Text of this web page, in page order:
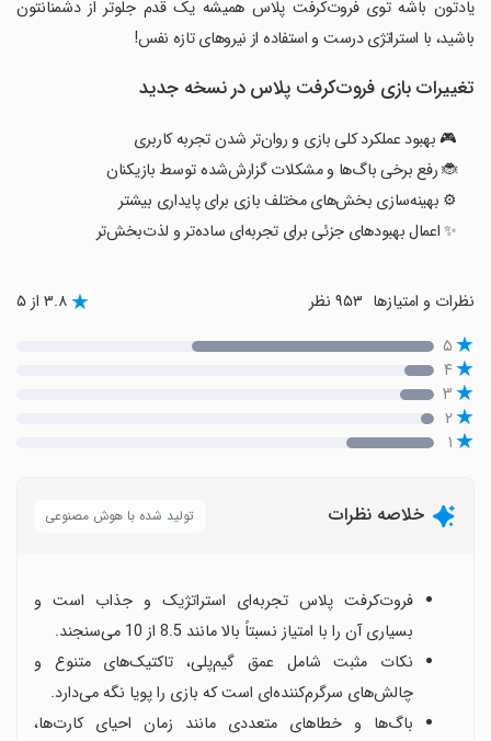
‏‏‏یادتون باشه توی فروت‌کرفت‌ پلاس همیشه یک قدم جلوتر از دشمنانتون
باشید، با استراتژی درست و استفاده از نیروهای تازه نفس!
تغییرات بازی ‏‏‏فروت‌‌کرفت پلاس در نسخه جدید
🎮 بهبود عملکرد کلی بازی و روان‌تر شدن تجربه کاربری
🐞 رفع برخی باگ‌ها و مشکلات گزارش‌شده توسط بازیکنان
⚙️ بهینه‌سازی بخش‌های مختلف بازی برای پایداری بیشتر
✨ اعمال بهبودهای جزئی برای تجربه‌ای ساده‌تر و لذت‌بخش‌تر
نظرات و امتیازها ۳.۸ از ۵
۵
۴
۳
۲
۱
خلاصه نظرات تولید شده با هوش مصنوعی
فروت‌کرفت پلاس تجربه‌ای استراتژیک و جذاب است و
بسیاری آن را با امتیاز نسبتاً بالا مانند 8.5 از 10 می‌سنجند.
نکات مثبت شامل عمق گیم‌پلی، تاکتیک‌های متنوع و
چالش‌های سرگرم‌کننده‌ای است که بازی را پویا نگه می‌دارد.
باگ‌ها و خطاهای متعددی مانند زمان احیای کارت‌ها،